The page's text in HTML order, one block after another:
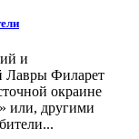
и
Лавры Филарет
окраине
или, другими